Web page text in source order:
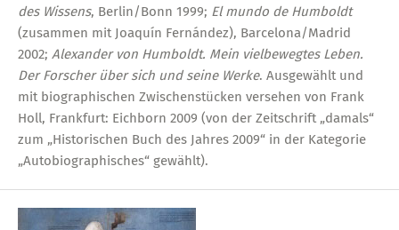
des Wissens, Berlin/Bonn 1999; El mundo de Humboldt
(zusammen mit Joaquín Fernández), Barcelona/Madrid
2002; Alexander von Humboldt. Mein vielbewegtes Leben.
Der Forscher über sich und seine Werke. Ausgewählt und
mit biographischen Zwischenstücken versehen von Frank
Holl, Frankfurt: Eichborn 2009 (von der Zeitschrift „damals“
zum „Historischen Buch des Jahres 2009“ in der Kategorie
„Autobiographisches“ gewählt).